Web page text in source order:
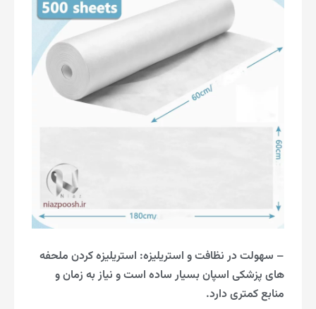
– سهولت در نظافت و استریلیزه: استریلیزه کردن ملحفه
های پزشکی اسپان بسیار ساده است و نیاز به زمان و
منابع کمتری دارد.